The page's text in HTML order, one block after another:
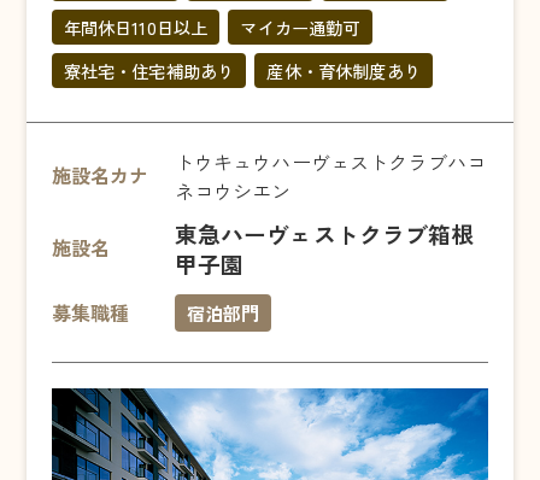
年間休日110日以上
マイカー通勤可
寮社宅・住宅補助あり
産休・育休制度あり
施設名カナ
トウキュウハーヴェストクラブハコ
ネコウシエン
施設名
東急ハーヴェストクラブ箱根
甲子園
募集職種 宿泊部門